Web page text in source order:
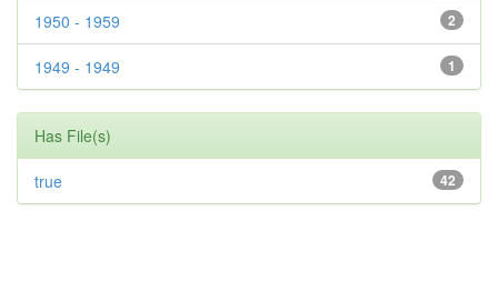
2
1950 - 1959
1
1949 - 1949
Has File(s)
42
true